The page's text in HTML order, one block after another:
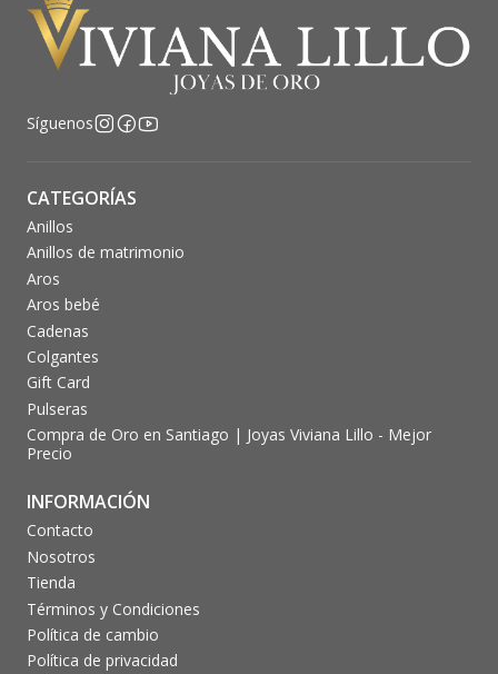
Síguenos
CATEGORÍAS
Anillos
Anillos de matrimonio
Aros
Aros bebé
Cadenas
Colgantes
Gift Card
Pulseras
Compra de Oro en Santiago | Joyas Viviana Lillo - Mejor
Precio
INFORMACIÓN
Contacto
Nosotros
Tienda
Términos y Condiciones
Política de cambio
Política de privacidad